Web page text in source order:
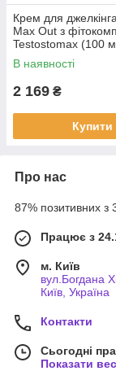
Крем для
Max Out з
Testostomax (100
В наявності
2 169 ₴
Купити
Про нас
87% позитивних з
Працює з
м. Київ
вул.Богдана
Київ, Україна
Контакти
Сьогодні
Показати